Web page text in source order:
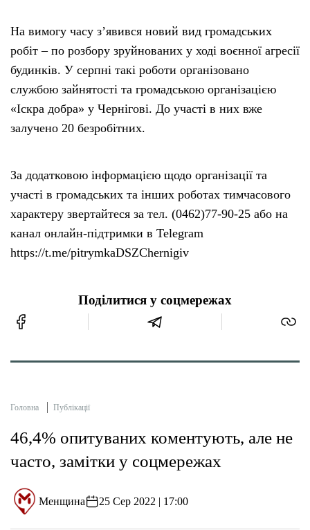
На вимогу часу з’явився новий вид громадських
робіт – по розбору зруйнованих у ході воєнної агресії
будинків. У серпні такі роботи організовано
службою зайнятості та громадською організацією
«Іскра добра» у Чернігові. До участі в них вже
залучено 20 безробітних.
За додатковою інформацією щодо організації та
участі в громадських та інших роботах тимчасового
характеру звертайтеся за тел. (0462)77-90-25 або на
канал онлайн-підтримки в Telegram
https://t.me/pitrymkaDSZChernigiv
Поділитися у соцмережах
Головна Публікації
46,4% опитуваних коментують, але не
часто, замітки у соцмережах
Менщина 25 Сер 2022 | 17:00